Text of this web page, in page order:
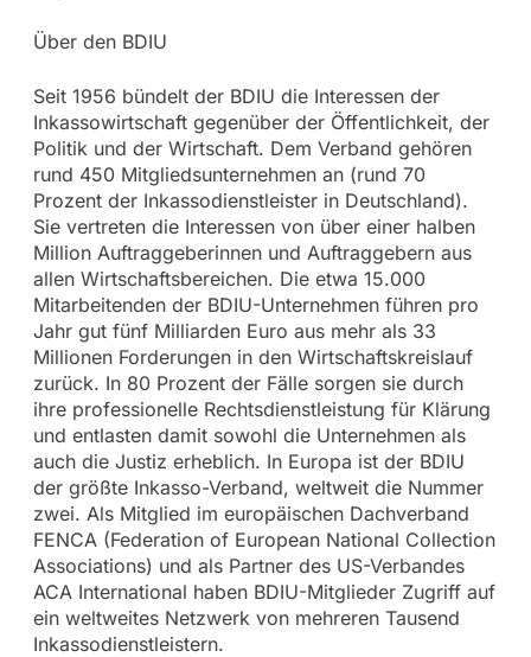
Über den BDIU
Seit 1956 bündelt der BDIU die Interessen der
Inkassowirtschaft gegenüber der Öffentlichkeit, der
Politik und der Wirtschaft. Dem Verband gehören
rund 450 Mitgliedsunternehmen an (rund 70
Prozent der Inkassodienstleister in Deutschland).
Sie vertreten die Interessen von über einer halben
Million Auftraggeberinnen und Auftraggebern aus
allen Wirtschaftsbereichen. Die etwa 15.000
Mitarbeitenden der BDIU-Unternehmen führen pro
Jahr gut fünf Milliarden Euro aus mehr als 33
Millionen Forderungen in den Wirtschaftskreislauf
zurück. In 80 Prozent der Fälle sorgen sie durch
ihre professionelle Rechtsdienstleistung für Klärung
und entlasten damit sowohl die Unternehmen als
auch die Justiz erheblich. In Europa ist der BDIU
der größte Inkasso-Verband, weltweit die Nummer
zwei. Als Mitglied im europäischen Dachverband
FENCA (Federation of European National Collection
Associations) und als Partner des US-Verbandes
ACA International haben BDIU-Mitglieder Zugriff auf
ein weltweites Netzwerk von mehreren Tausend
Inkassodienstleistern.